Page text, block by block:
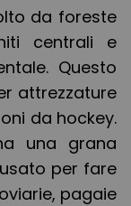
da foreste
centrali e
Questo
attrezzature
da hockey.
una grana
per fare
pagaie